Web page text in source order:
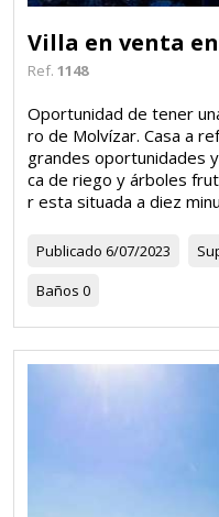
Villa en venta
Ref. 1148
Oportunidad de tener
ro de Molvízar. Casa a
grandes oportunidades
ca de riego y árboles
r esta situada a diez
Publicado 6/07/2023
Baños 0